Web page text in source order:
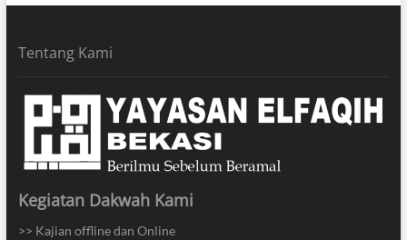
Tentang Kami
Kegiatan Dakwah Kami
>> Kajian offline dan Online